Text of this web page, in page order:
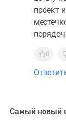
проект
0
Самый новый